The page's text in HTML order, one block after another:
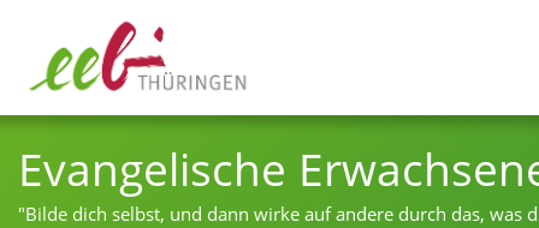
Evangelische
"Bilde dich selbst, und dann wirke auf andere durch das, was